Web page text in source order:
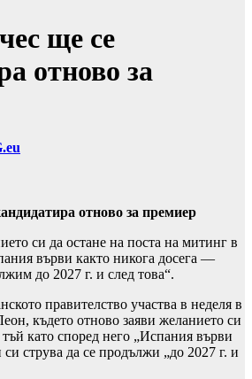
ще се
отново за
отново за премиер
си да остане на поста на митинг в
върви както никога досега —
до 2027 г. и след това“.
правителство участва в неделя в
където отново заяви желанието си
като според него „Испания върви
си струва да се продължи „до 2027 г. и